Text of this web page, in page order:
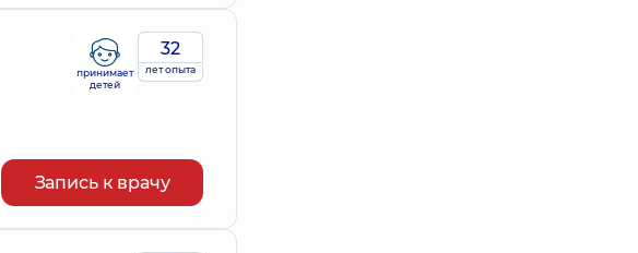
32
лет опыта
принимает
детей
Запись к врачу